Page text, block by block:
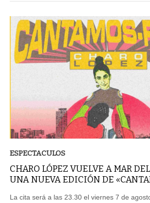
ESPECTACULOS
CHARO LÓPEZ VUELVE A MAR
UNA NUEVA EDICIÓN DE
La cita será a las 23.30 el viernes 7 de